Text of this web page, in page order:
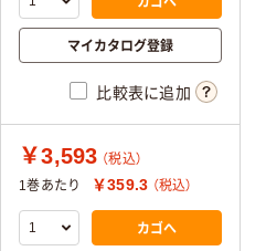
マイカタログ登録
比較表に追加
￥3,593 （税込）
1巻あたり
￥359.3 （税込）
カゴへ